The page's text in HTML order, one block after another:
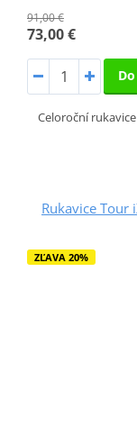
91,00 €
73,00 €
Celoroční
Rukavice Tour
ZĽAVA 20%